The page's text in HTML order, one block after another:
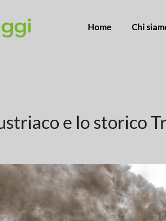
Home Chi
e lo storico